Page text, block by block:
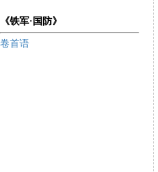
《铁军·国防》
卷首语